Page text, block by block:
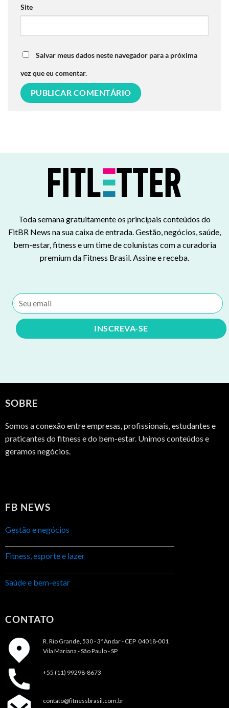
Site
Salvar meus dados neste navegador para a próxima
vez que eu comentar.
Toda semana gratuitamente os principais conteúdos do
FitBR News na sua caixa de entrada. Gestão, negócios, saúde,
bem-estar, fitness e um time de colunistas com a curadoria
premium da Fitness Brasil. Assine e receba.
SOBRE
Somos a conexão entre empresas, profissionais, estudantes e
praticantes do fitness e do bem-estar. Unimos conteúdos e
geramos negócios.
FB NEWS
Gestão e negócios
Fitness, esporte e lazer
Saúde e bem-estar
CONTATO
R. Rio Grande, 530 - 3º Andar - CEP 04018-001
Vila Mariana - São Paulo - SP
+55 (11) 99298-8673
contato@fitnessbrasil.com.br